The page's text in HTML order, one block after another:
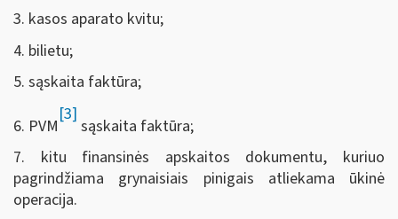
3. kasos aparato kvitu;
4. bilietu;
5. sąskaita faktūra;
6. PVM
[3]
sąskaita faktūra;
7. kitu finansinės apskaitos dokumentu, kuriuo
pagrindžiama grynaisiais pinigais atliekama ūkinė
operacija.